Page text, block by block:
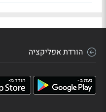
הורדת אפליקציה